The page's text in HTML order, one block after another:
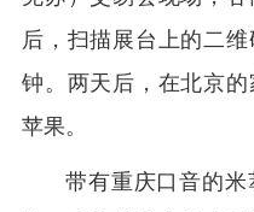
后，扫描展台上的二
钟。两天后，在北京
苹果。
带有重庆口音的